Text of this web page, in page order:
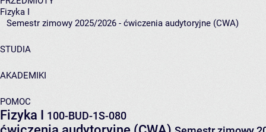
Fizyka I
Semestr zimowy 2025/2026 - ćwiczenia audytoryjne (CWA)
STUDIA
AKADEMIKI
POMOC
Fizyka I 100-BUD-1S-080